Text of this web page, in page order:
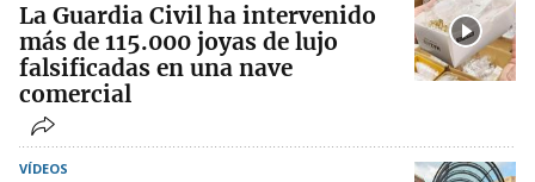
La Guardia Civil ha intervenido
más de 115.000 joyas de lujo
falsificadas en una nave
comercial
VÍDEOS